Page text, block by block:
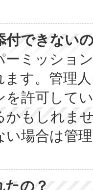
付できない
ーミッショ
ます。管理
を許可して
かもしれま
い場合は管
の？